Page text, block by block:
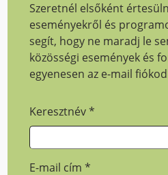
Szeretnél elsőként
eseményekről és
segít, hogy ne maradj le
közösségi események és
egyenesen az e-mail
Keresztnév*
E-mail cím*